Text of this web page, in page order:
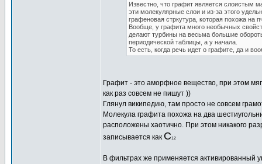
Известно, что графит является слоистым
эти молекулярные слои и из-за этого
графеновая стркутура, которая похожа
Вообще, у графита много необычных
делают турбины на весьма большие
периодической таблицы, а у начала.
То есть, когда речь идет о графите, да и
Графит - это аморфное вещество, при этом
как раз совсем не пишут ))
Глянул википедию, там просто не совсем
Молекула графита похожа на два
расположены хаотично. При этом никакого
записывается как С12
В фильтрах же применяется активированный